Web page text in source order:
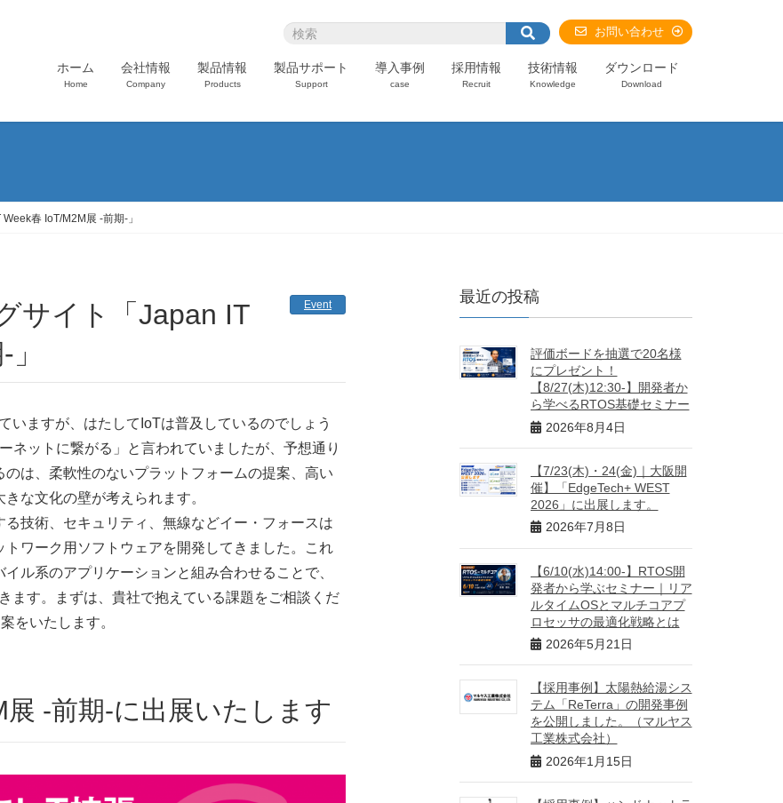
お問い合わせ
ホーム
Home
会社情報
Company
製品情報
Products
製品サポート
Support
導入事例
case
採用情報
Recruit
技術情報
Knowledge
ダウンロード
Download
春 IoT/M2M展 -前期-」
Event
いますが、はたしてIoTは普及しているのでしょう
ネットに繋がる」と言われていましたが、予想通り
は、柔軟性のないプラットフォームの提案、高い
な文化の壁が考えられます。
技術、セキュリティ、無線などイー・フォースは
ワーク用ソフトウェアを開発してきました。これ
ル系のアプリケーションと組み合わせることで、
ます。まずは、貴社で抱えている課題をご相談くだ
をいたします。
-前期-に出展いたします
最近の投稿
評価ボードを抽選で20名様
にプレゼント！
【8/27(木)12:30-】開発者か
ら学べるRTOS基礎セミナー
2026年8月4日
【7/23(木)・24(金)｜大阪開
催】「EdgeTech+ WEST
2026」に出展します。
2026年7月8日
【6/10(水)14:00-】RTOS開
発者から学ぶセミナー｜リア
ルタイムOSとマルチコアプ
ロセッサの最適化戦略とは
2026年5月21日
【採用事例】太陽熱給湯シス
テム「ReTerra」の開発事例
を公開しました。（マルヤス
工業株式会社）
2026年1月15日